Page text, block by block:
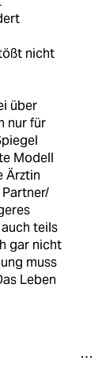
nicht
über
nur für
Modell
Ärztin
teils
gar nicht
muss
Leben